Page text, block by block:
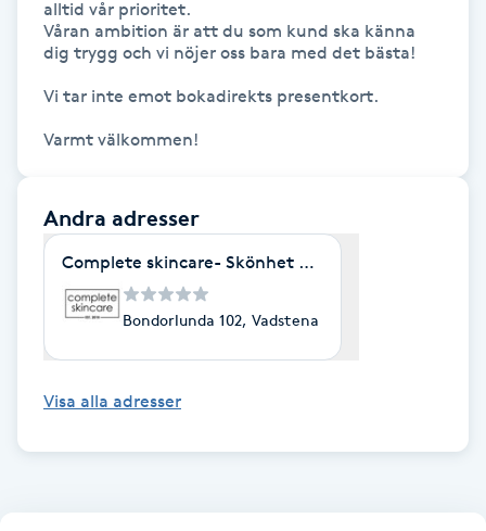
IR-massage
Katun fransar
Kemisk peeling
Kinesiologi
alltid vår prioritet.
Våran ambition är att du som kund ska känna
dig trygg och vi nöjer oss bara med det bästa!
Vi tar inte emot bokadirekts presentkort.
Varmt välkommen!
Andra adresser
Complete skincare- Skönhet på Landet
Bondorlunda 102, Vadstena
Visa alla adresser